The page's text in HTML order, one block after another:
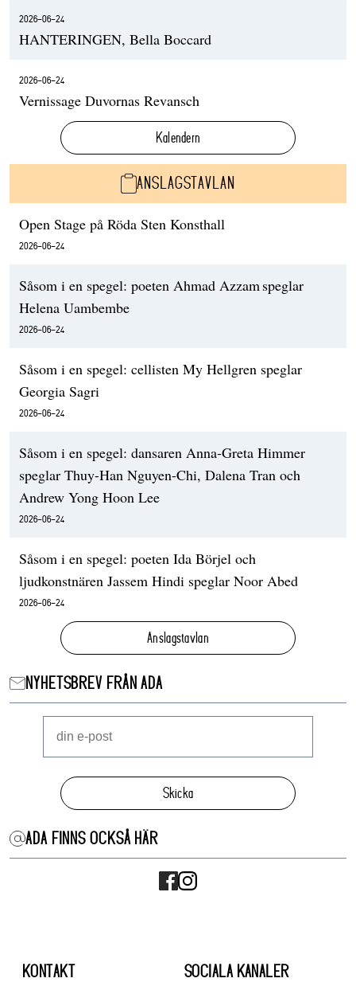
2026-06-24
HANTERINGEN, Bella Boccard
2026-06-24
Vernissage Duvornas Revansch
Kalendern
ANSLAGSTAVLAN
Open Stage på Röda Sten Konsthall
2026-06-24
Såsom i en spegel: poeten Ahmad Azzam speglar
Helena Uambembe
2026-06-24
Såsom i en spegel: cellisten My Hellgren speglar
Georgia Sagri
2026-06-24
Såsom i en spegel: dansaren Anna-Greta Himmer
speglar Thuy-Han Nguyen-Chi, Dalena Tran och
Andrew Yong Hoon Lee
2026-06-24
Såsom i en spegel: poeten Ida Börjel och
ljudkonstnären Jassem Hindi speglar Noor Abed
2026-06-24
Anslagstavlan
NYHETSBREV FRÅN ADA
Skicka
ADA FINNS OCKSÅ HÄR
KONTAKT SOCIALA KANALER